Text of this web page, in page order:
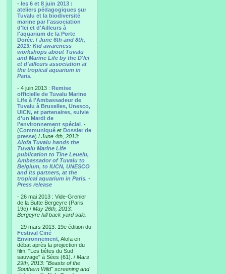
- les 6 et 8 juin 2013 :
ateliers pédagogiques sur
Tuvalu et la biodiversité
marine par l'association
d'Ici et d'Ailleurs à
l'aquarium de la Porte
Dorée. / June 6th and 8th,
2013: Kid awareness
workshops about Tuvalu
and Marine Life by the D'Ici
et d'ailleurs association at
the tropical aquarium in
Paris.
- 4 juin 2013 : Remise
officielle de Tuvalu Marine
Life à l'Ambassadeur de
Tuvalu à Bruxelles, Unesco,
UICN, et partenaires, suivie
d'un Mardi de
l'environnement spécial . -
(Communiqué et Dossier de
presse) / June 4th, 2013:
Alofa Tuvalu hands the
Tuvalu Marine Life
publication to Tine Leuelu,
Ambassador of Tuvalu to
Belgium, to IUCN, UNESCO
and its partners, at the
tropical aquarium in Paris. -
Press release
- 26 mai 2013 : Vide-Grenier
de la Butte Bergeyre (Paris
19e) / May 26th, 2013:
Bergeyre hill back yard sale.
- 29 mars 2013: 19e édition du
Festival Ciné
Environnement , Alofa en
débat après la projection du
film, "Les bêtes du Sud
sauvage" à Sées (61). / Mars
29th, 2013: "Beasts of the
Southern Wild" screening and